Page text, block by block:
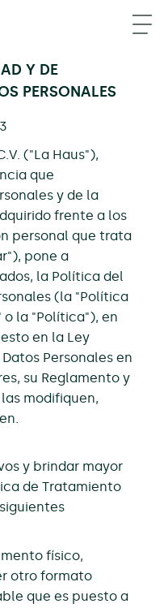
Y DE
PERSONALES
("La Haus"),
que
y de la
frente a los
personal que trata
pone a
la Política del
(la "Política
o la "Política"), en
en la Ley
Personales en
su Reglamento y
modifiquen,
y brindar mayor
de Tratamiento
físico,
otro formato
que es puesto a